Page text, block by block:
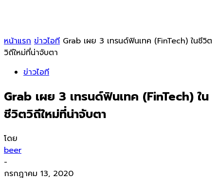
หน้าแรก ข่าวไอที Grab เผย 3 เทรนด์ฟินเทค (FinTech) ในชีวิต
วิถีใหม่ที่น่าจับตา
ข่าวไอที
Grab เผย 3 เทรนด์ฟินเทค (FinTech) ใน
ชีวิตวิถีใหม่ที่น่าจับตา
โดย
beer
-
กรกฎาคม 13, 2020